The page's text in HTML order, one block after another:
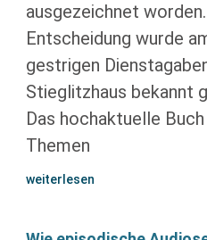
ausgezeichnet
Entscheidung wurde
gestrigen
Stieglitzhaus bekannt
Das hochaktuelle
Themen
weiterlesen